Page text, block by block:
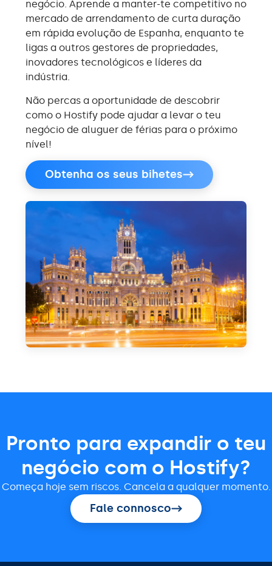
negócio. Aprende a manter-te competitivo no
mercado de arrendamento de curta duração
em rápida evolução de Espanha, enquanto te
ligas a outros gestores de propriedades,
inovadores tecnológicos e líderes da
indústria.
Não percas a oportunidade de descobrir
como o Hostify pode ajudar a levar o teu
negócio de aluguer de férias para o próximo
nível!
Obtenha os seus bihetes
Pronto para expandir o teu
negócio com o Hostify?
Começa hoje sem riscos. Cancela a qualquer momento.
Fale connosco